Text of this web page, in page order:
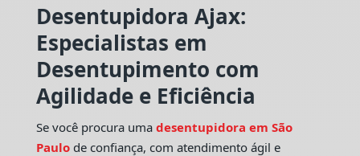
Desentupidora Ajax:
Especialistas em
Desentupimento com
Agilidade e Eficiência
Se você procura uma desentupidora em São
Paulo de confiança, com atendimento ágil e